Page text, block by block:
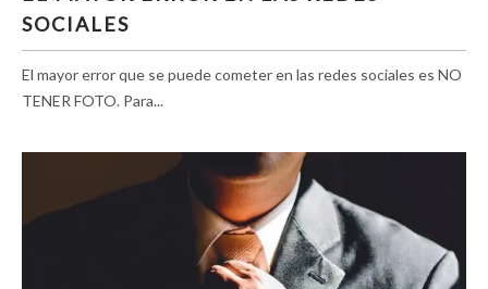
SOCIALES
El mayor error que se puede cometer en las redes sociales es NO
TENER FOTO. Para...